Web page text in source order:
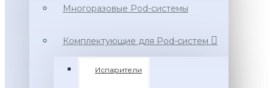
Многоразовые Pod-системы
Комплектующие для Pod-систем
Испарители